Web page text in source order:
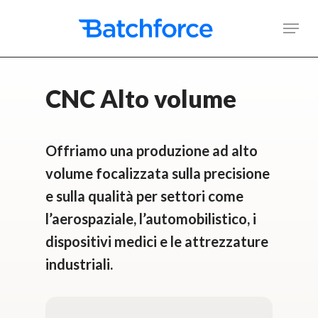
main
content
Menu
CNC Alto volume
Offriamo una produzione ad alto
volume focalizzata sulla precisione
e sulla qualità per settori come
l’aerospaziale, l’automobilistico, i
dispositivi medici e le attrezzature
industriali.